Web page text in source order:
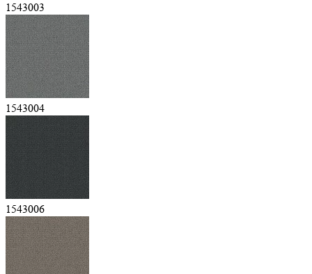
1543003
1543004
1543006